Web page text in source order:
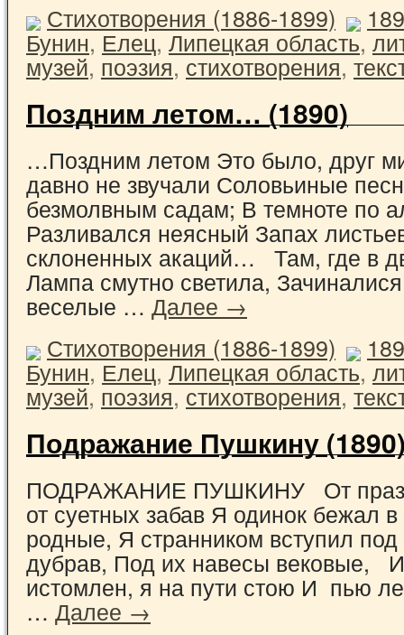
Стихотворения (1886-1899)
Бунин,Елец,Липецкая область,
музей, поэзия,стихотворения,
Поздним летом… (1890)
…Поздним летом Это было, друг
давно не звучали Соловьиные
безмолвным садам; В темноте по
Разливался неясный Запах
склоненных акаций… Там, где в
Лампа смутно светила,
веселые … Далее →
Стихотворения (1886-1899)
Бунин,Елец,Липецкая область,
музей, поэзия,стихотворения,
Подражание Пушкину
ПОДРАЖАНИЕ ПУШКИНУ От
от суетных забав Я одинок бежал
родные, Я странником вступил
дубрав, Под их навесы вековые,
истомлен, я на пути стою И пью
… Далее →